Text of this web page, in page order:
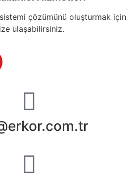
çözümünü oluşturmak için
ulaşabilirsiniz.